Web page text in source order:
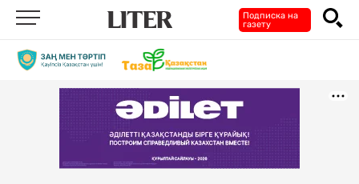
Подписка на
газету